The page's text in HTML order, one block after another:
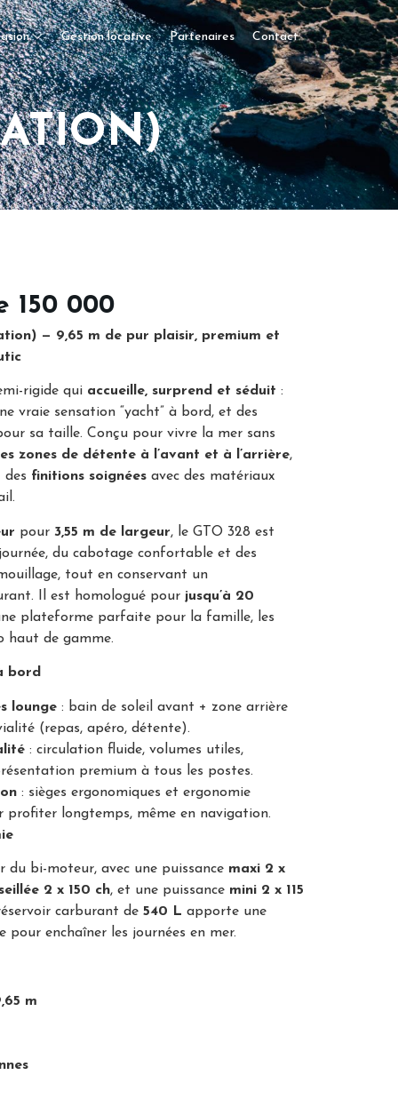
Gestion locative Partenaires Contact
150 000
— 9,65 m de pur plaisir, premium et
rigide qui accueille, surprend et séduit :
vraie sensation “yacht” à bord, et des
sa taille. Conçu pour vivre la mer sans
zones de détente à l’avant et à l’arrière,
des finitions soignées avec des matériaux
pour 3,55 m de largeur, le GTO 328 est
du cabotage confortable et des
tout en conservant un
Il est homologué pour jusqu’à 20
plateforme parfaite pour la famille, les
haut de gamme.
bord
lounge : bain de soleil avant + zone arrière
(repas, apéro, détente).
: circulation fluide, volumes utiles,
premium à tous les postes.
: sièges ergonomiques et ergonomie
profiter longtemps, même en navigation.
du bi-moteur, avec une puissance maxi 2 x
2 x 150 ch, et une puissance mini 2 x 115
carburant de 540 L apporte une
enchaîner les journées en mer.
m